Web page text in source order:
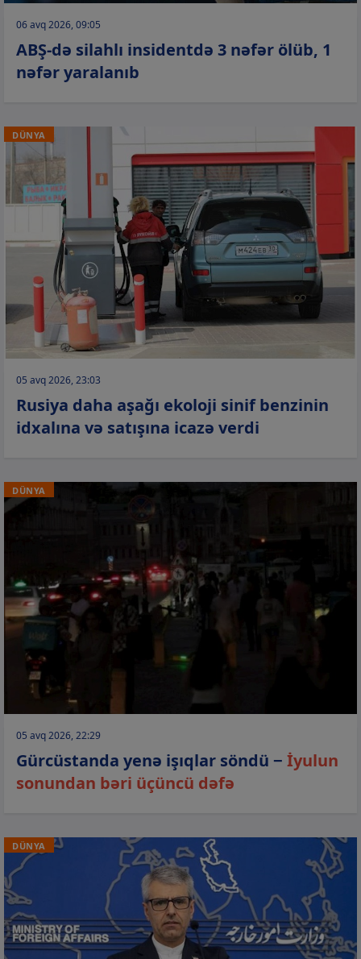
06 avq 2026, 09:05
ABŞ-də silahlı insidentdə 3 nəfər ölüb, 1
nəfər yaralanıb
DÜNYA
05 avq 2026, 23:03
Rusiya daha aşağı ekoloji sinif benzinin
idxalına və satışına icazə verdi
DÜNYA
05 avq 2026, 22:29
Gürcüstanda yenə işıqlar söndü − İyulun
sonundan bəri üçüncü dəfə
DÜNYA